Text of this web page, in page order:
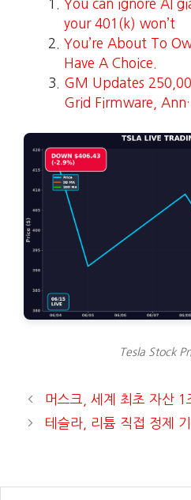
You can ignore AI
your 401(k) won’t
You’re About To
Have A Choice.
GM Updates
Grid Firmware,
Tesla Stock
머스크, 세계 최초 자산 1
테슬라, 리튬 직접 정제